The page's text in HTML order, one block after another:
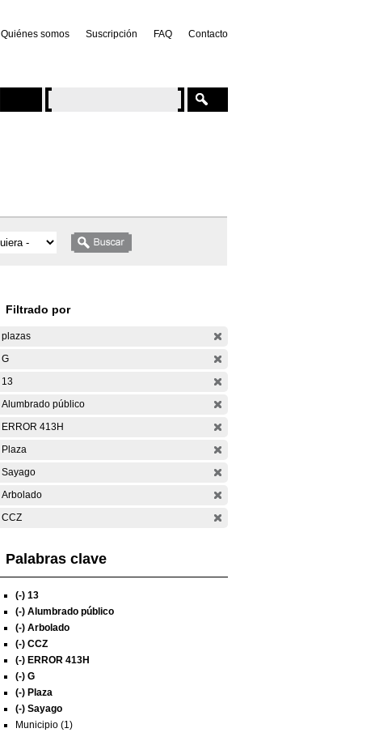
Quiénes somos Suscripción FAQ Contacto
Filtrado por
plazas
G
13
Alumbrado público
ERROR 413H
Plaza
Sayago
Arbolado
CCZ
Palabras clave
(-) 13
(-) Alumbrado público
(-) Arbolado
(-) CCZ
(-) ERROR 413H
(-) G
(-) Plaza
(-) Sayago
Municipio (1)